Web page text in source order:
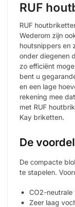
RUF
RUF
Wederom zijn
houtsnippers en
onder diegenen
zo efficiënt
bent u
en een lage
rekening mee
met RUF
Kay briketten.
De
De compacte
te stapelen.
CO2-neutrale
Zeer laag